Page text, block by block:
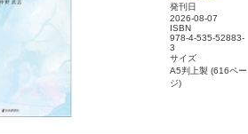
発刊日
2026-08-07
ISBN
978-4-535-52883-
3
サイズ
A5判上製 (616ペー
ジ)